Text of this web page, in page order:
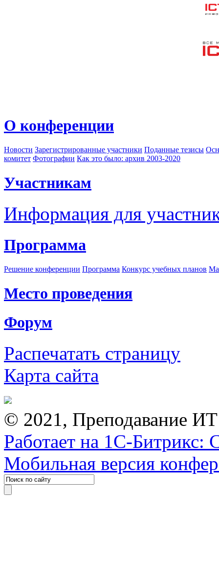
О конференции
Новости Зарегистрированные участники Поданные тезисы
комитет Фотографии Как это было: архив 2003-2020
Участникам
Информация для
Программа
Решение конференции Программа Конкурс учебных планов
Место проведения
Форум
Распечатать страницу
Карта сайта
© 2021, Преподавание
Работает на 1С-Битрикс:
Мобильная версия